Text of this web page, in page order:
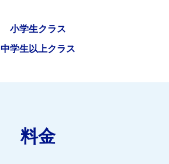
小学生クラス
中学生以上クラス
料金